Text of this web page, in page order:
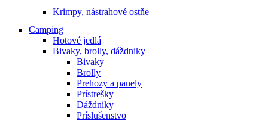
Krimpy, nástrahové ostňe
Camping
Hotové jedlá
Bivaky, brolly, dáždniky
Bivaky
Brolly
Prehozy a panely
Prístrešky
Dáždniky
Príslušenstvo